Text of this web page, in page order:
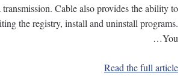
Cable also provides the ability to
the registry, install and uninstall programs.
You…
Read the full article